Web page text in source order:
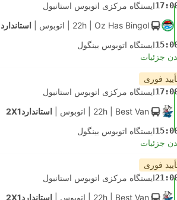
ایستگاه مرکزی اتوبوس استانبول
22h | Oz Has Bingol اتوبوس استاندارد2X1
ایستگاه اتوبوس بینگول
جزئیات
فوری
ایستگاه مرکزی اتوبوس استانبول
22h | Best Van اتوبوس استاندارد2X1
ایستگاه اتوبوس بینگول
جزئیات
فوری
ایستگاه مرکزی اتوبوس استانبول
22h | Best Van اتوبوس استاندارد2X1